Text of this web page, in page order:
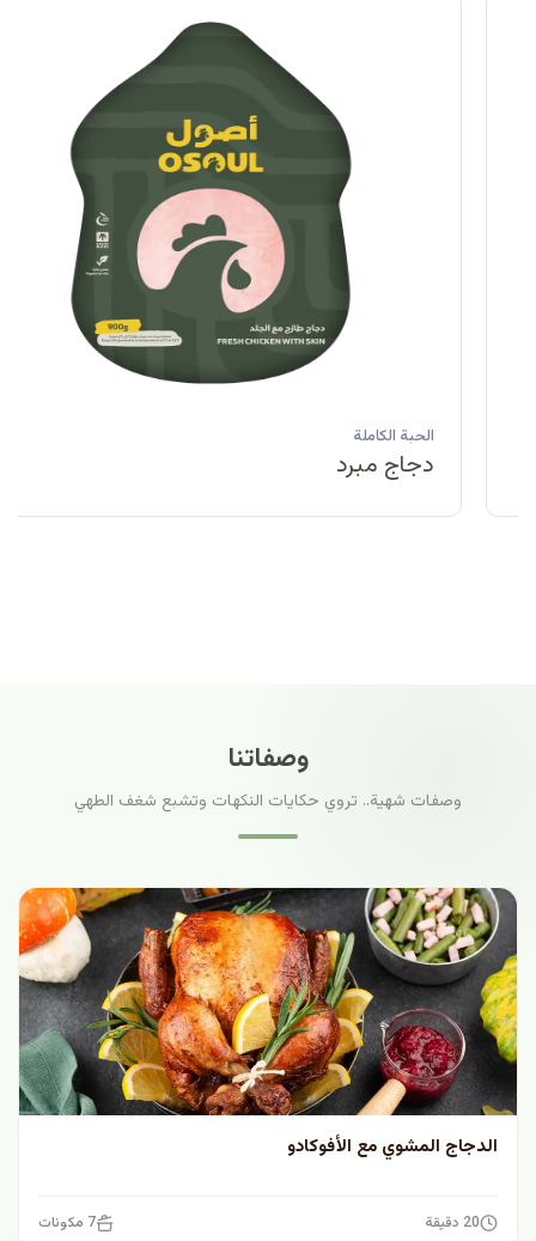
الحبة الكاملة
دجاج مبرد
وصفاتنا
وصفات شهية.. تروي حكايات النكهات وتشبع شغف الطهي
الدجاج المشوي مع الأفوكادو
20 دقيقة 7 مكونات